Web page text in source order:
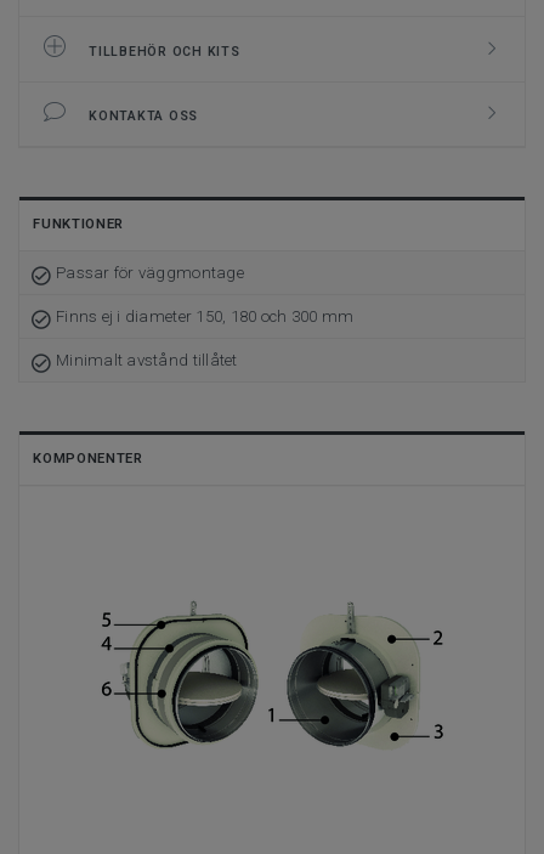
TILLBEHÖR OCH KITS
KONTAKTA OSS
FUNKTIONER
Passar för väggmontage
Finns ej i diameter 150, 180 och 300 mm
Minimalt avstånd tillåtet
KOMPONENTER